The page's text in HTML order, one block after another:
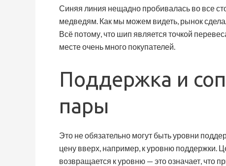
Синяя линия нещадно пробивалась во все
медведям. Как мы можем видеть, рынок
Всё потому, что шип является точкой
месте очень много покупателей.
Поддержка и
пары
Это не обязательно могут быть уровни
цену вверх, например, к уровню поддержки.
возвращается к уровню — это означает, что